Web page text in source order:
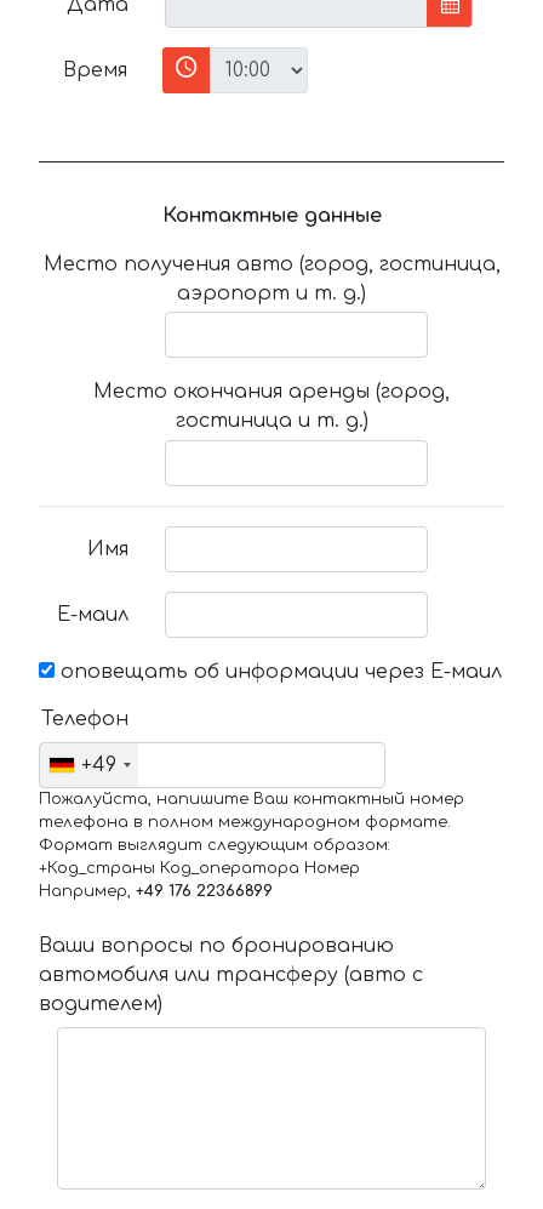
Дата
Время
Контактные данные
Место получения авто (город, гостиница,
аэропорт и т. д.)
Место окончания аренды (город,
гостиница и т. д.)
Имя
Е-маил
оповещать об информации через Е-маил
Телефон
+49
Пожалуйста, напишите Ваш контактный номер
телефона в полном международном формате.
Формат выглядит следующим образом:
+Код_страны Код_оператора Номер
Например, +49 176 22366899
Ваши вопросы по бронированию
автомобиля или трансферу (авто с
водителем)